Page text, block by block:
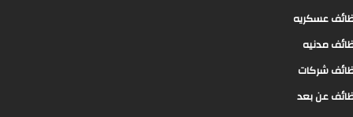
عسكريه
مدنيه
شركات
عن بعد